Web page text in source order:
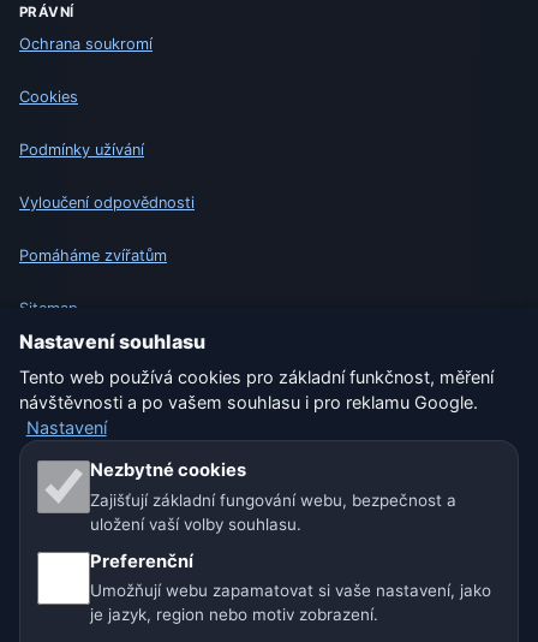
PRÁVNÍ
Ochrana soukromí
Cookies
Podmínky užívání
Vyloučení odpovědnosti
Pomáháme zvířatům
Sitemap
Nastavení
Naše weby o počasí:
🇨🇿 Česko 🇭🇷 Chorvatsko 🇧🇬 Bulharsko
🇩🇪🇦🇹🇨🇭 Německo / Rakousko / Švýcarsko
🌎 Latinská Amerika a Španělsko
Nastavení souhlasu
Tento web používá cookies pro základní funkčnost, měření
návštěvnosti a po vašem souhlasu i pro reklamu Google.
Nastavení
Nezbytné cookies
Zajišťují základní fungování webu, bezpečnost a
uložení vaší volby souhlasu.
Preferenční
Umožňují webu zapamatovat si vaše nastavení, jako
je jazyk, region nebo motiv zobrazení.